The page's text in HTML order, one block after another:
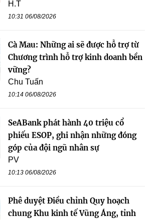
H.T
10:31 06/08/2026
Cà Mau: Những ai sẽ được hỗ trợ từ
Chương trình hỗ trợ kinh doanh bền
vững?
Chu Tuấn
10:14 06/08/2026
SeABank phát hành 40 triệu cổ
phiếu ESOP, ghi nhận những đóng
góp của đội ngũ nhân sự
PV
10:13 06/08/2026
Phê duyệt Điều chỉnh Quy hoạch
chung Khu kinh tế Vũng Áng, tỉnh